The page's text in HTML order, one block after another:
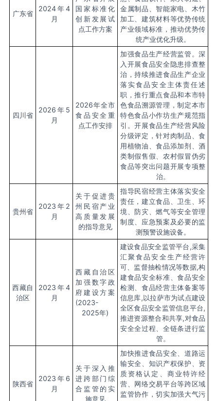
广东省
2024年4
月
国家标准化
创新发展试
点工作方案
金属制品、智能家电、木竹
加工、建筑材料等优势传统
产业领域标准，推动优势传
统产业优化升级。
四川省
2026 年 5
月
2026年全市
食品安全重
点工作安排
加强食品生产经营监管。深
入开展食品安全隐患排查整
治，持续推进食品生产企业
落实食品安全主体责任述
职，推行重点食品和本市特
色食品溯源管理，制定本市
特色食品小作坊生产规范指
引。开展食品生产经营风险
分级评定，针对肉制品、食
用植物油、食品添加剂、酒
类制假售假、农村假冒伪劣
食品等突出问题开展专项整
治。
贵州省
2023 年 2
月
关于促进贵
州民宿产业
高质量发展
的指导意见
指导民宿经营主体落实安全
责任，建立食品、卫生、环
境、防灾、燃气等安全管理
制度、应急预案及必要的监
测预警设施设备。
西藏自
治区
2023 年4
月
西藏自治区
加强数字政
府建设方案
(2023-
2025年)
建设食品安全监管平台,采集
汇聚食品安全生产经营许
可、监督抽检情况等数据,构
建食品安全标准、食品安全
检测、食品经营主体备案等
信息库,以拉萨市为试点建设
全区食品安全监管信息平台,
推进资源整合和共享,对食品
安全全过程、全链条进行监
管。
陕西省
2023 年 6
月
关于深入推
进跨部门综
合监管的实
施意见
加快推进食品安全、道路运
输安全、知识产权保护、资
质资格认定、商业特许经
营、网络交易平台等跨区域
监管协作，切实加强大气污